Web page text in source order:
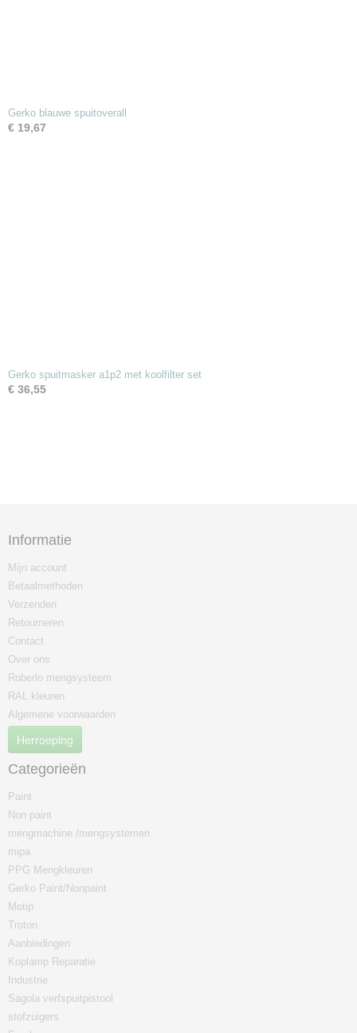
Gerko blauwe spuitoverall
€ 19,67
Gerko spuitmasker a1p2 met koolfilter set
€ 36,55
Informatie
Mijn account
Betaalmethoden
Verzenden
Retourneren
Contact
Over ons
Roberlo mengsysteem
RAL kleuren
Algemene voorwaarden
Herroeping
Categorieën
Paint
Non paint
mengmachine /mengsystemen
mipa
PPG Mengkleuren
Gerko Paint/Nonpaint
Motip
Troton
Aanbiedingen
Koplamp Reparatie
Industrie
Sagola verfspuitpistool
stofzuigers